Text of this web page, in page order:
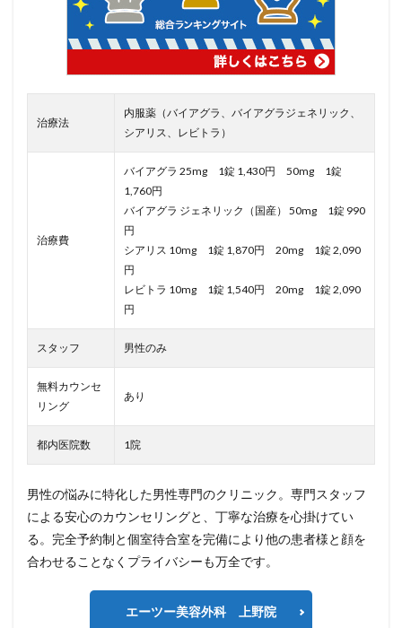
治療法
内服薬（バイアグラ、バイアグラジェネリック、
シアリス、レビトラ）
治療費
バイアグラ 25mg 1錠 1,430円 50mg 1錠
1,760円
バイアグラ ジェネリック（国産） 50mg 1錠 990
円
シアリス 10mg 1錠 1,870円 20mg 1錠 2,090
円
レビトラ 10mg 1錠 1,540円 20mg 1錠 2,090
円
スタッフ 男性のみ
無料カウンセ
リング
あり
都内医院数 1院
男性の悩みに特化した男性専門のクリニック。専門スタッフ
による安心のカウンセリングと、丁寧な治療を心掛けてい
る。完全予約制と個室待合室を完備により他の患者様と顔を
合わせることなくプライバシーも万全です。
エーツー美容外科 上野院